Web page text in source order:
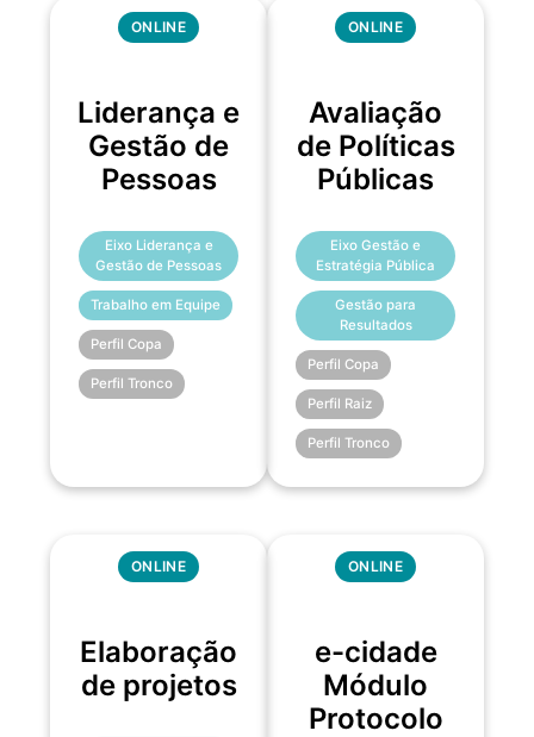
ONLINE
Liderança e
Gestão de
Pessoas
Eixo Liderança e
Gestão de Pessoas
Trabalho em Equipe
Perfil Copa
Perfil Tronco
ONLINE
Avaliação
de Políticas
Públicas
Eixo Gestão e
Estratégia Pública
Gestão para
Resultados
Perfil Copa
Perfil Raiz
Perfil Tronco
ONLINE
Elaboração
de projetos
ONLINE
e-cidade
Módulo
Protocolo